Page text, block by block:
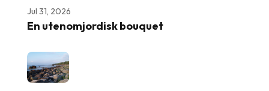
Jul 31, 2026
En utenomjordisk bouquet